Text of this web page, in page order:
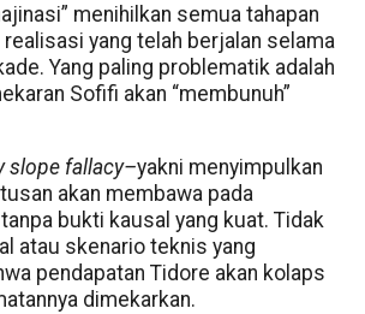
menihilkan semua tahapan
realisasi yang telah berjalan selama
Yang paling problematik adalah
Sofifi akan “membunuh”
slope fallacy–yakni menyimpulkan
akan membawa pada
bukti kausal yang kuat. Tidak
atau skenario teknis yang
pendapatan Tidore akan kolaps
dimekarkan.